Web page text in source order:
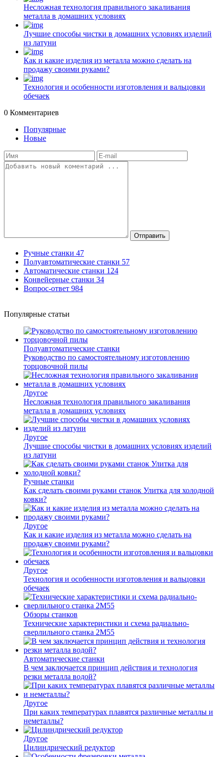
Несложная технология правильного закаливания
металла в домашних условиях
Лучшие способы чистки в домашних условиях изделий
из латуни
Как и какие изделия из металла можно сделать на
продажу своими руками?
Технология и особенности изготовления и вальцовки
обечаек
0 Комментариев
Популярные
Новые
Отправить
Ручные станки 47
Полуавтоматические станки 57
Автоматические станки 124
Конвейерные станки 34
Вопрос-ответ 984
Популярные статьи
Полуавтоматические станки
Руководство по самостоятельному изготовлению
торцовочной пилы
Другое
Несложная технология правильного закаливания
металла в домашних условиях
Другое
Лучшие способы чистки в домашних условиях изделий
из латуни
Ручные станки
Как сделать своими руками станок Улитка для холодной
ковки?
Другое
Как и какие изделия из металла можно сделать на
продажу своими руками?
Другое
Технология и особенности изготовления и вальцовки
обечаек
Обзоры станков
Технические характеристики и схема радиально-
сверлильного станка 2М55
Автоматические станки
В чем заключается принцип действия и технология
резки металла водой?
Другое
При каких температурах плавятся различные металлы и
неметаллы?
Другое
Цилиндрический редуктор